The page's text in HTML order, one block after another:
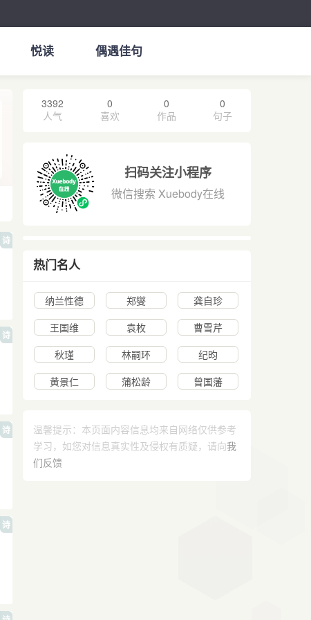
悦读 偶遇佳句
诗
诗
诗
诗
3392
人气
0
喜欢
0
作品
0
句子
扫码关注小程序
微信搜索 Xuebody在线
热门名人
纳兰性德 郑燮
龚自珍
王国维
袁枚
曹雪芹
秋瑾
林嗣环
纪昀
黄景仁
蒲松龄 曾国藩
温馨提示：本页面内容信息均来自网络仅供参考
学习，如您对信息真实性及侵权有质疑，请向我
们反馈